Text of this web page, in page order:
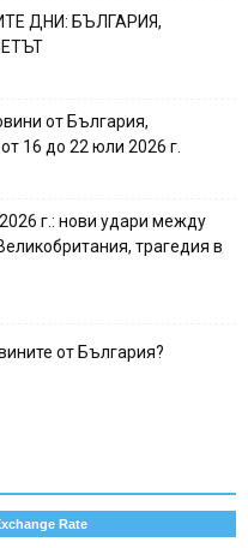
ДНИ: БЪЛГАРИЯ,
от България,
16 до 22 юли 2026 г.
г.: нови удари между
трагедия в
от България?
Rate